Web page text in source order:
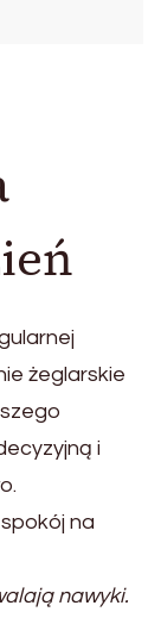
żeglarskie
i
na
nawyki.